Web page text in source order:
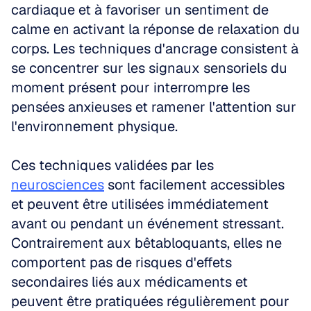
cardiaque et à favoriser un sentiment de
calme en activant la réponse de relaxation du
corps. Les techniques d'ancrage consistent à
se concentrer sur les signaux sensoriels du
moment présent pour interrompre les
pensées anxieuses et ramener l'attention sur
l'environnement physique.
neurosciences sont facilement accessibles
et peuvent être utilisées immédiatement
avant ou pendant un événement stressant.
Contrairement aux bêtabloquants, elles ne
comportent pas de risques d'effets
secondaires liés aux médicaments et
peuvent être pratiquées régulièrement pour